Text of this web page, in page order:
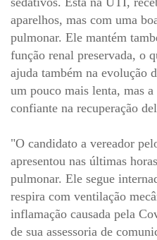
aparelhos, mas com uma
pulmonar. Ele mantém
função renal preservada, o
ajuda também na evolução
um pouco mais lenta, mas
confiante na recuperação
"O candidato a vereador
apresentou nas últimas
pulmonar. Ele segue
respira com ventilação
inflamação causada pela
de sua assessoria de